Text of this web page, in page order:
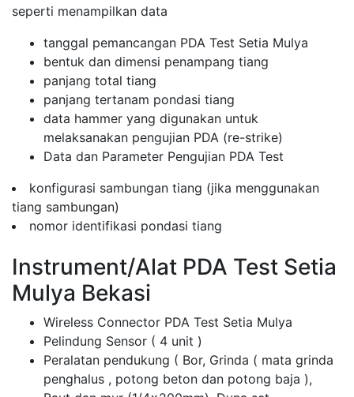
seperti menampilkan data
tanggal pemancangan PDA Test Setia Mulya
bentuk dan dimensi penampang tiang
panjang total tiang
panjang tertanam pondasi tiang
data hammer yang digunakan untuk
melaksanakan pengujian PDA (re-strike)
Data dan Parameter Pengujian PDA Test
konfigurasi sambungan tiang (jika menggunakan
tiang sambungan)
nomor identifikasi pondasi tiang
Instrument/Alat PDA Test Setia
Mulya Bekasi
Wireless Connector PDA Test Setia Mulya
Pelindung Sensor ( 4 unit )
Peralatan pendukung ( Bor, Grinda ( mata grinda
penghalus , potong beton dan potong baja ),